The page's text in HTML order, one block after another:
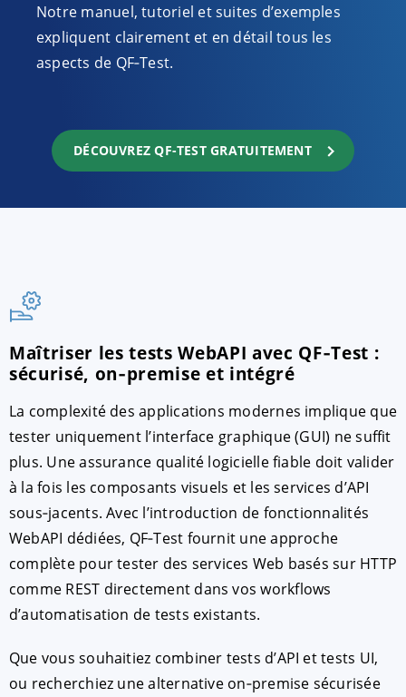
Notre manuel, tutoriel et suites d’exemples
expliquent clairement et en détail tous les
aspects de QF‑Test.
DÉCOUVREZ QF-TEST GRATUITEMENT
Maîtriser les tests WebAPI avec QF‑Test :
sécurisé, on‑premise et intégré
La complexité des applications modernes implique que
tester uniquement l’interface graphique (GUI) ne suffit
plus. Une assurance qualité logicielle fiable doit valider
à la fois les composants visuels et les services d’API
sous‑jacents. Avec l’introduction de fonctionnalités
WebAPI dédiées, QF‑Test fournit une approche
complète pour tester des services Web basés sur HTTP
comme REST directement dans vos workflows
d’automatisation de tests existants.
Que vous souhaitiez combiner tests d’API et tests UI,
ou recherchiez une alternative on‑premise sécurisée